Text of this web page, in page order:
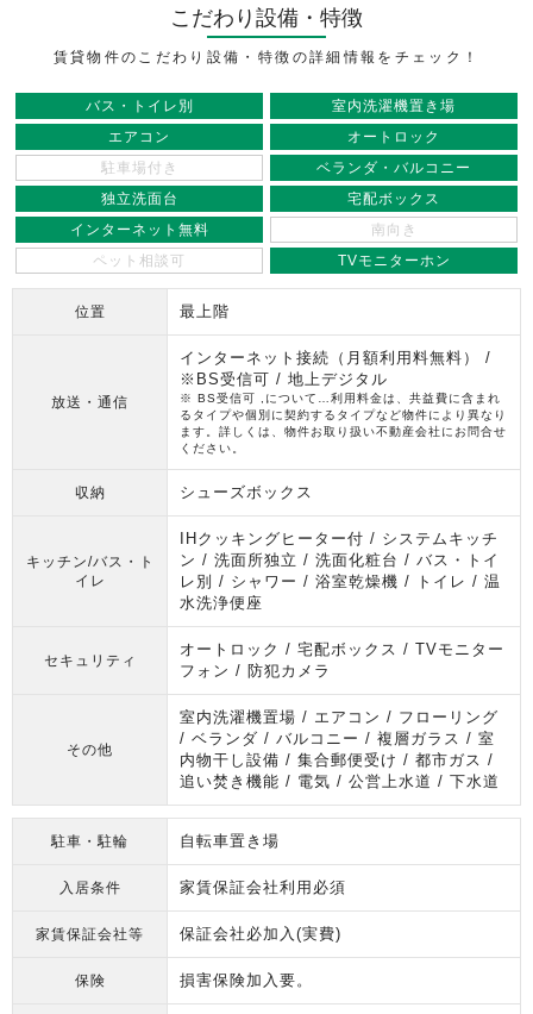
こだわり設備・特徴
賃貸物件のこだわり設備・特徴の詳細情報をチェック！
バス・トイレ別
室内洗濯機置き場
エアコン
オートロック
駐車場付き
ベランダ・バルコニー
独立洗面台
宅配ボックス
インターネット無料
南向き
ペット相談可
TVモニターホン
位置 最上階
放送・通信
インターネット接続（月額利用料無料） /
※BS受信可 / 地上デジタル
※ BS受信可 ,について…利用料金は、共益費に含まれ
るタイプや個別に契約するタイプなど物件により異なり
ます。詳しくは、物件お取り扱い不動産会社にお問合せ
ください。
収納 シューズボックス
キッチン/バス・ト
イレ
IHクッキングヒーター付 / システムキッチ
ン / 洗面所独立 / 洗面化粧台 / バス・トイ
レ別 / シャワー / 浴室乾燥機 / トイレ / 温
水洗浄便座
セキュリティ
オートロック / 宅配ボックス / TVモニター
フォン / 防犯カメラ
その他
室内洗濯機置場 / エアコン / フローリング
/ ベランダ / バルコニー / 複層ガラス / 室
内物干し設備 / 集合郵便受け / 都市ガス /
追い焚き機能 / 電気 / 公営上水道 / 下水道
駐車・駐輪 自転車置き場
入居条件 家賃保証会社利用必須
家賃保証会社等 保証会社必加入(実費)
保険 損害保険加入要。